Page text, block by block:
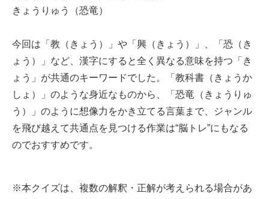
きょうりゅう（恐竜）
今回は「教（きょう）」や「興（きょう）」、「恐（き
ょう）」など、漢字にすると全く異なる意味を持つ「き
ょう」が共通のキーワードでした。「教科書（きょうか
しょ）」のような身近なものから、「恐竜（きょうりゅ
う）」のように想像力をかき立てる言葉まで、ジャンル
を飛び越えて共通点を見つける作業は“脳トレ”にもなる
のでおすすめです。
※本クイズは、複数の解釈・正解が考えられる場合があ